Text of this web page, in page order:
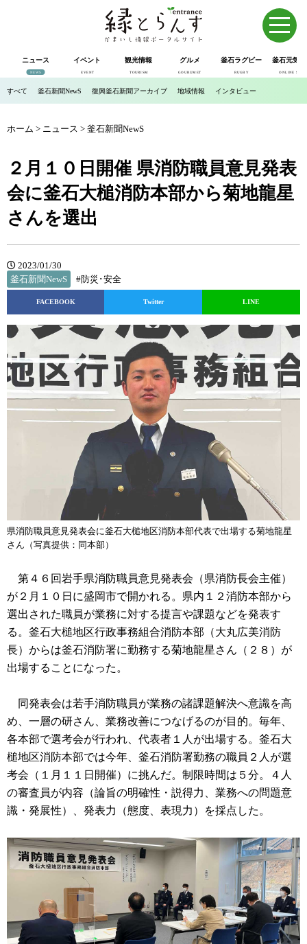
ニュース
NEWS
イベント
EVENT
観光情報
TOURISM
グルメ
GOURUMET
釜石ラグビー
RUGBY
釜石元気
ONLINE SHOP
すべて 釜石新聞NewS 復興釜石新聞アーカイブ 地域情報 インタビュー
ホーム > ニュース > 釜石新聞NewS
２月１０日開催 県消防職員意見発表
会に釜石大槌消防本部から菊地龍星
さんを選出
2023/01/30
釜石新聞NewS
#防災･安全
FACEBOOK Twitter LINE
県消防職員意見発表会に釜石大槌地区消防本部代表で出場する菊地龍星
さん（写真提供：同本部）
第４６回岩手県消防職員意見発表会（県消防長会主催）
が２月１０日に盛岡市で開かれる。県内１２消防本部から
選出された職員が業務に対する提言や課題などを発表す
る。釜石大槌地区行政事務組合消防本部（大丸広美消防
長）からは釜石消防署に勤務する菊地龍星さん（２８）が
出場することになった。
同発表会は若手消防職員が業務の諸課題解決へ意識を高
め、一層の研さん、業務改善につなげるのが目的。毎年、
各本部で選考会が行われ、代表者１人が出場する。釜石大
槌地区消防本部では今年、釜石消防署勤務の職員２人が選
考会（１月１１日開催）に挑んだ。制限時間は５分。４人
の審査員が内容（論旨の明確性・説得力、業務への問題意
識・発展性）、発表力（態度、表現力）を採点した。